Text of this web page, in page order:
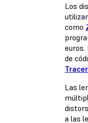
Los
como
de
Tracer
Las
a las